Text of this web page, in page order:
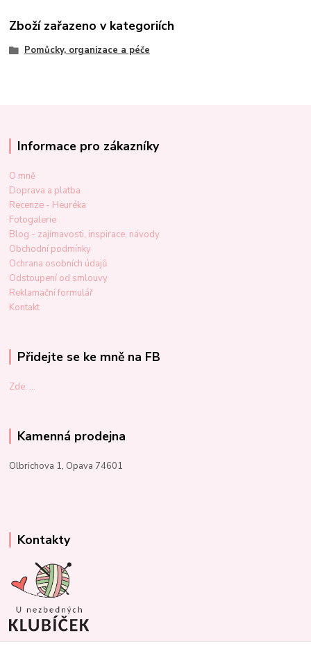
Zboží zařazeno v kategoriích
Pomůcky, organizace a péče
Informace pro zákazníky
O mně
Doprava a platba
Recenze - Heuréka
Fotogalerie
Blog - zajímavosti, inspirace, návody
Obchodní podmínky
Ochrana osobních údajů
Odstoupení od smlouvy
Reklamační formulář
Kontakt
Přidejte se ke mně na FB
Zde: ...
Kamenná prodejna
Olbrichova 1, Opava 74601
Kontakty